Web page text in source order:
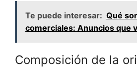
Te puede interesar: Qué
comerciales: Anuncios que
Composición de la